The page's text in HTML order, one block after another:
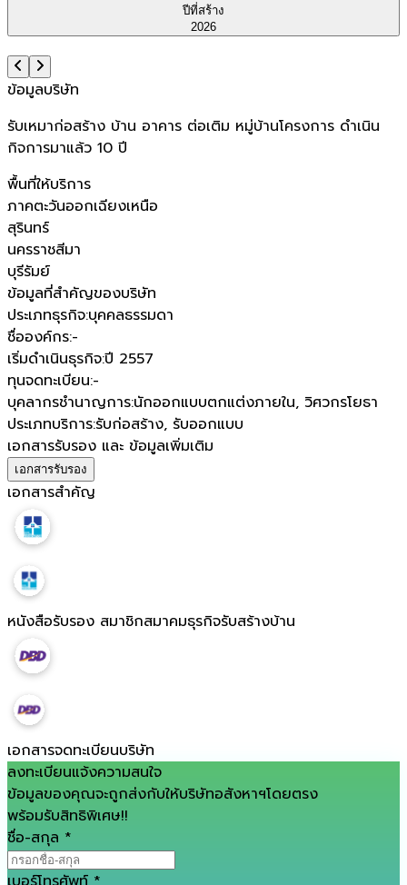
ปีที่สร้าง
2026
ข้อมูลบริษัท
รับเหมาก่อสร้าง บ้าน อาคาร ต่อเติม หมู่บ้านโครงการ ดำเนิน
กิจการมาแล้ว 10 ปี
พื้นที่ให้บริการ
ภาคตะวันออกเฉียงเหนือ
สุรินทร์
นครราชสีมา
บุรีรัมย์
ข้อมูลที่สำคัญของบริษัท
ประเภทธุรกิจ:บุคคลธรรมดา
ชื่อองค์กร:-
เริ่มดำเนินธุรกิจ:ปี 2557
ทุนจดทะเบียน:-
บุคลากรชำนาญการ:นักออกแบบตกแต่งภายใน, วิศวกรโยธา
ประเภทบริการ:รับก่อสร้าง, รับออกแบบ
เอกสารรับรอง และ ข้อมูลเพิ่มเติม
เอกสารรับรอง
เอกสารสำคัญ
หนังสือรับรอง สมาชิกสมาคมธุรกิจรับสร้างบ้าน
เอกสารจดทะเบียนบริษัท
ลงทะเบียนแจ้งความสนใจ
ข้อมูลของคุณจะถูกส่งกับให้บริษัทอสังหาฯโดยตรง
พร้อมรับสิทธิพิเศษ!!
ชื่อ-สกุล *